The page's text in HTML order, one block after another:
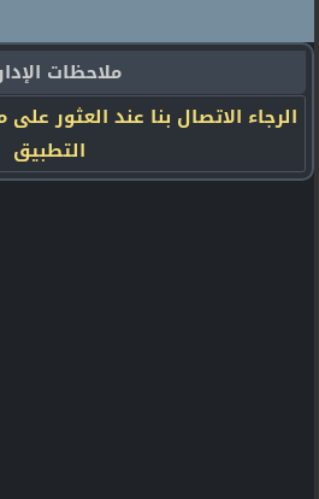
ملاحظات
الرجاء الاتصال بنا عند العثور
التطبيق